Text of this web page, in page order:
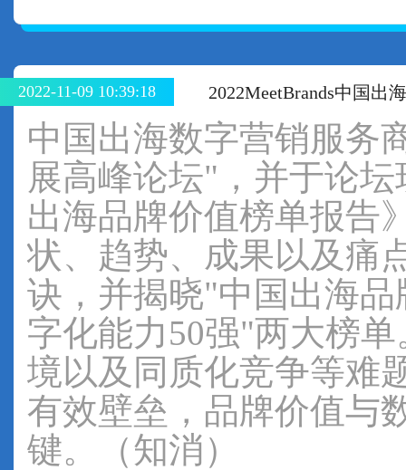
2022MeetBrands中国出
中国出海数字营销服务
展高峰论坛"，并于论坛
出海品牌价值榜单报告
状、趋势、成果以及痛
诀，并揭晓"中国出海
字化能力50强"两大榜
境以及同质化竞争等难
有效壁垒，品牌价值与
键。（知消）
2022-11-09 10:39:18